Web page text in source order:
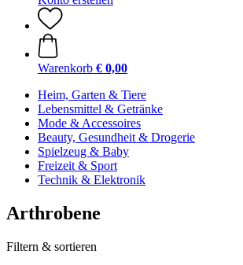
Warenkorb € 0,00
Heim, Garten & Tiere
Lebensmittel & Getränke
Mode & Accessoires
Beauty, Gesundheit & Drogerie
Spielzeug & Baby
Freizeit & Sport
Technik & Elektronik
Arthrobene
Filtern & sortieren